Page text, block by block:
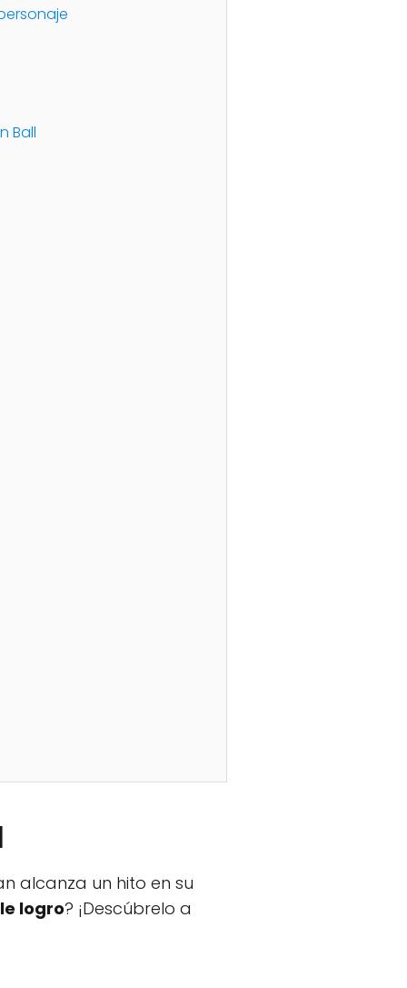
Ball
alcanza un hito en su
logro? ¡Descúbrelo a